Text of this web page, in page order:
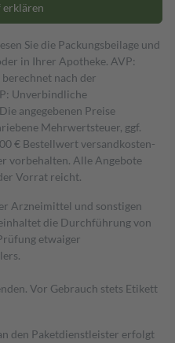
Sie die Packungsbeilage und
in Ihrer Apotheke. AVP:
nach der
Unverbindliche
angegebenen Preise
Mehrwertsteuer, ggf.
€ Bestell­wert versand­kosten­
vorbehalten. Alle Angebote
Vorrat reicht.
Arzneimittel und sonstigen
die Durchführung von
etwaiger
Vor Gebrauch stets Etikett
den Paketdienstleister erfolgt